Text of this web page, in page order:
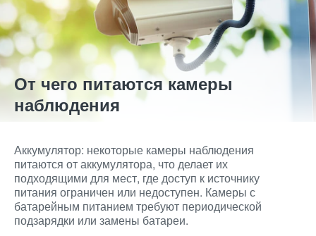
От чего питаются камеры
наблюдения
Аккумулятор: некоторые камеры наблюдения
питаются от аккумулятора, что делает их
подходящими для мест, где доступ к источнику
питания ограничен или недоступен. Камеры с
батарейным питанием требуют периодической
подзарядки или замены батареи.